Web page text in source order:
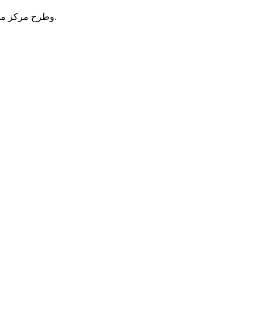
وطرح مركز مساواة خلال الاجتماع قضية تمديد قانون المواطنة العنصري، وتعهدت الوزيرة ألا تدعم ميرتس اقتراح القانون خلال التصويت عليه في الكنيست.